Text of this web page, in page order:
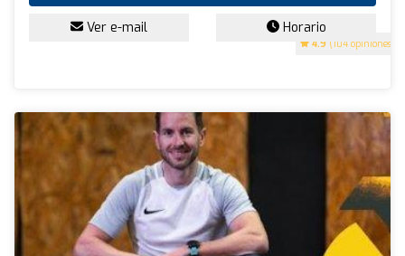
4.9 (104 opiniones)
Ver e-mail Horario